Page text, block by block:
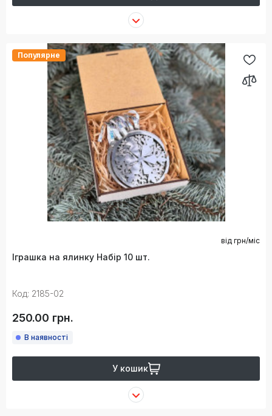
Популярне
від грн/міс
Іграшка на ялинку Набір 10 шт.
Код: 2185-02
250.00 грн.
В наявності
У кошик